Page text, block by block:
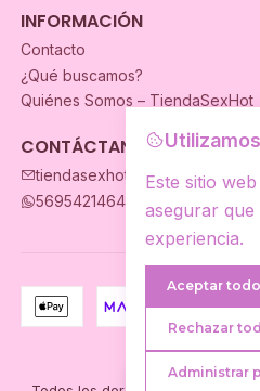
INFORMACIÓN
Contacto
¿Qué buscamos?
Quiénes Somos – TiendaSexHot
CONTÁCTANOS
tiendasexhot@gmail.com
56954214649
2026
Este sitio
asegurar
experiencia.
Aceptar todo
Rechazar
Administrar